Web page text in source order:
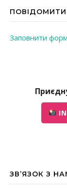
Заповнити
ЗВ’ЯЗОК З